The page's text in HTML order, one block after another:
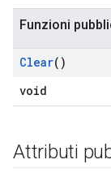
Funzioni
Clear()
void
Attributi